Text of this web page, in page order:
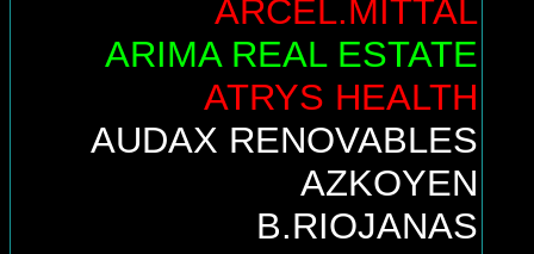
ARCEL.MITTAL
ARIMA REAL ESTATE
ATRYS HEALTH
AUDAX RENOVABLES
AZKOYEN
B.RIOJANAS